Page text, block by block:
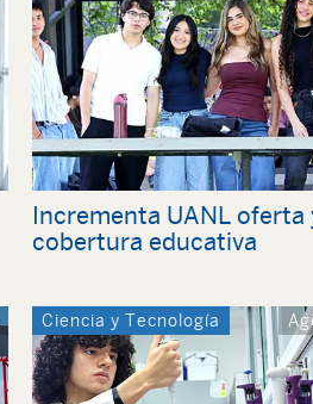
Incrementa UANL oferta
cobertura educativa
Ciencia y Tecnología